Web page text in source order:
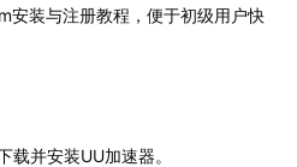
安装与注册教程，便于初级用户快
载并安装UU加速器。